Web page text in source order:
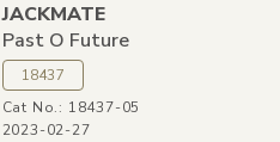
JACKMATE
Past O Future
18437
Cat No.: 18437-05
2023-02-27